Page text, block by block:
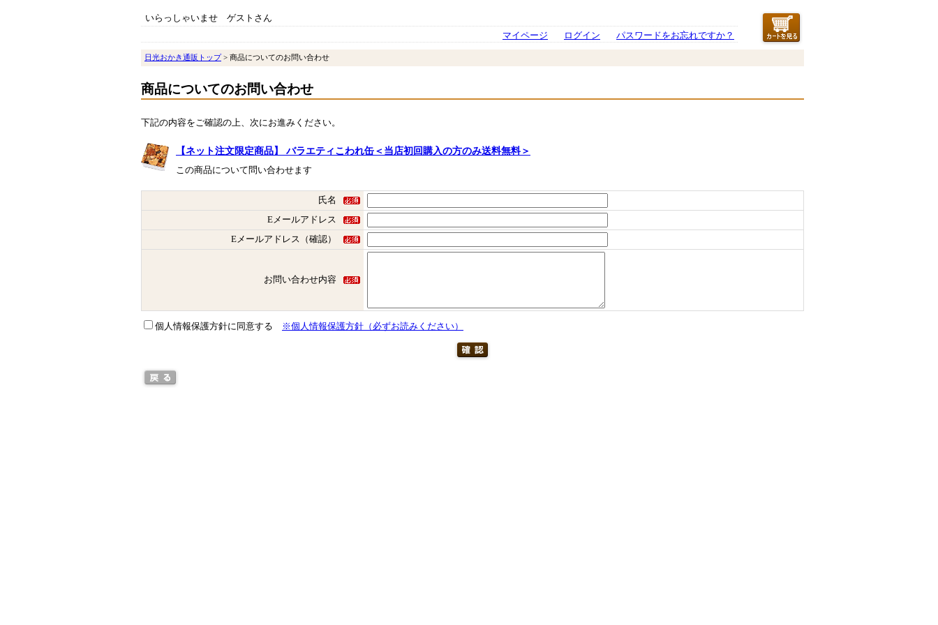
いらっしゃいませ ゲストさん
マイページ
ログイン パスワードをお忘れですか？
日光おかき通販トップ> 商品についてのお問い合わせ
商品についてのお問い合わせ
下記の内容をご確認の上、次にお進みください。
【ネット注文限定商品】 バラエティこわれ缶＜当店初回購入の方のみ送料無料＞
この商品について問い合わせます
氏名
Eメールアドレス
Eメールアドレス（確認）
お問い合わせ内容
個人情報保護方針に同意する ※個人情報保護方針（必ずお読みください）